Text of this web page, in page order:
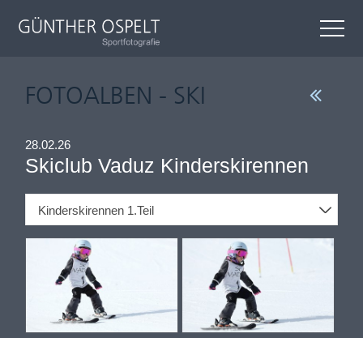
FOTOALBEN - SKI
28.02.26
Skiclub Vaduz Kinderskirennen